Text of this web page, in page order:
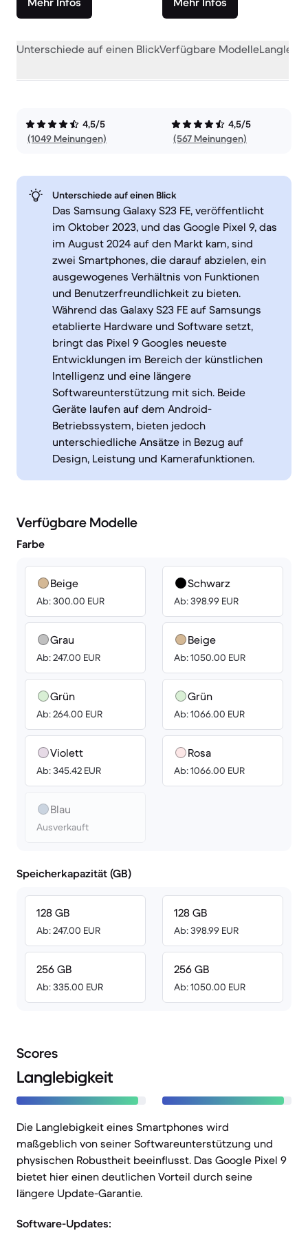
Unterschiede auf einen BlickVerfügbare Modelle
4,5/5
(1049 Meinungen)
4,5/5
(567 Meinungen)
Unterschiede auf einen Blick
Das Samsung Galaxy S23 FE, veröffentlicht
im Oktober 2023, und das Google Pixel 9, das
im August 2024 auf den Markt kam, sind
zwei Smartphones, die darauf abzielen, ein
ausgewogenes Verhältnis von Funktionen
und Benutzerfreundlichkeit zu bieten.
Während das Galaxy S23 FE auf Samsungs
etablierte Hardware und Software setzt,
bringt das Pixel 9 Googles neueste
Entwicklungen im Bereich der künstlichen
Intelligenz und eine längere
Softwareunterstützung mit sich. Beide
Geräte laufen auf dem Android-
Betriebssystem, bieten jedoch
unterschiedliche Ansätze in Bezug auf
Design, Leistung und Kamerafunktionen.
Verfügbare Modelle
Farbe
Beige
Ab: 300.00 EUR
Grau
Ab: 247.00 EUR
Grün
Ab: 264.00 EUR
Violett
Ab: 345.42 EUR
Blau
Ausverkauft
Schwarz
Ab: 398.99 EUR
Beige
Ab: 1050.00 EUR
Grün
Ab: 1066.00 EUR
Rosa
Ab: 1066.00 EUR
Speicherkapazität (GB)
128 GB
Ab: 247.00 EUR
256 GB
Ab: 335.00 EUR
128 GB
Ab: 398.99 EUR
256 GB
Ab: 1050.00 EUR
Scores
Langlebigkeit
Die Langlebigkeit eines Smartphones wird
maßgeblich von seiner Softwareunterstützung und
physischen Robustheit beeinflusst. Das Google Pixel 9
bietet hier einen deutlichen Vorteil durch seine
längere Update-Garantie.
Software-Updates: